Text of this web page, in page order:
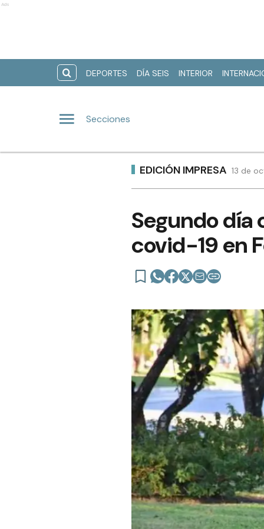
Ads
DEPORTES DÍA SEIS INTERIOR
Secciones
EDICIÓN IMPRESA 13 de
Segundo día
covid-19 en